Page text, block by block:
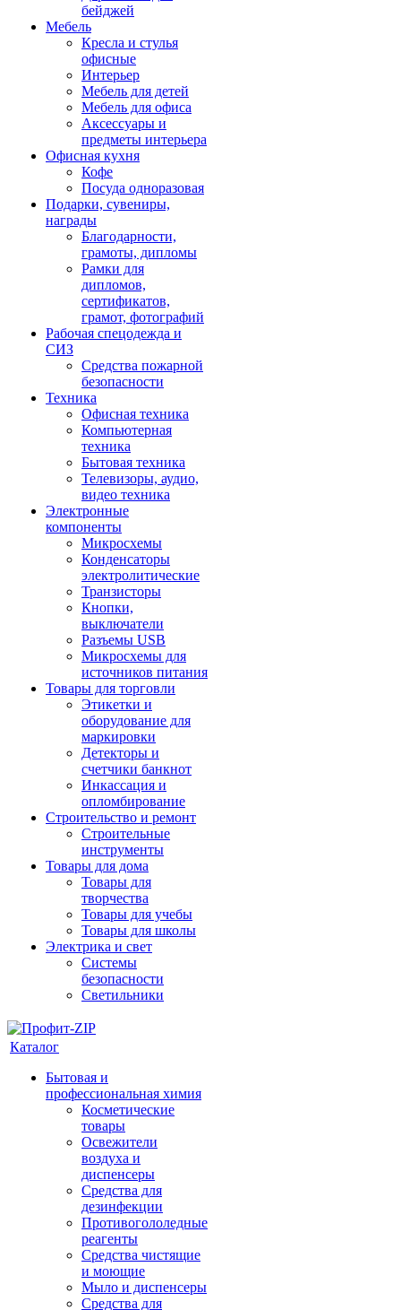
бейджей
Мебель
Кресла и стулья
офисные
Интерьер
Мебель для детей
Мебель для офиса
Аксессуары и
предметы интерьера
Офисная кухня
Кофе
Посуда одноразовая
Подарки, сувениры,
награды
Благодарности,
грамоты, дипломы
Рамки для
дипломов,
сертификатов,
грамот, фотографий
Рабочая спецодежда и
СИЗ
Средства пожарной
безопасности
Техника
Офисная техника
Компьютерная
техника
Бытовая техника
Телевизоры, аудио,
видео техника
Электронные
компоненты
Микросхемы
Конденсаторы
электролитические
Транзисторы
Кнопки,
выключатели
Разъемы USB
Микросхемы для
источников питания
Товары для торговли
Этикетки и
оборудование для
маркировки
Детекторы и
счетчики банкнот
Инкассация и
опломбирование
Строительство и ремонт
Строительные
инструменты
Товары для дома
Товары для
творчества
Товары для учебы
Товары для школы
Электрика и свет
Системы
безопасности
Светильники
Каталог
Бытовая и
профессиональная химия
Косметические
товары
Освежители
воздуха и
диспенсеры
Средства для
дезинфекции
Противогололедные
реагенты
Средства чистящие
и моющие
Мыло и диспенсеры
Средства для